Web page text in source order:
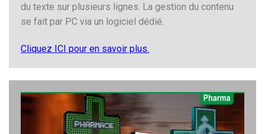
du texte sur plusieurs lignes. La gestion du contenu
se fait par PC via un logiciel dédié.
Cliquez ICI pour en savoir plus.